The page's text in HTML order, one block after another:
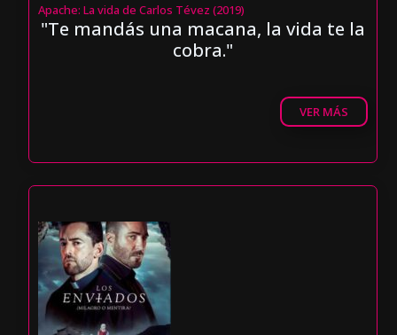
Apache: La vida de Carlos Tévez (2019)
"Te mandás una macana, la vida te la
cobra."
VER MÁS